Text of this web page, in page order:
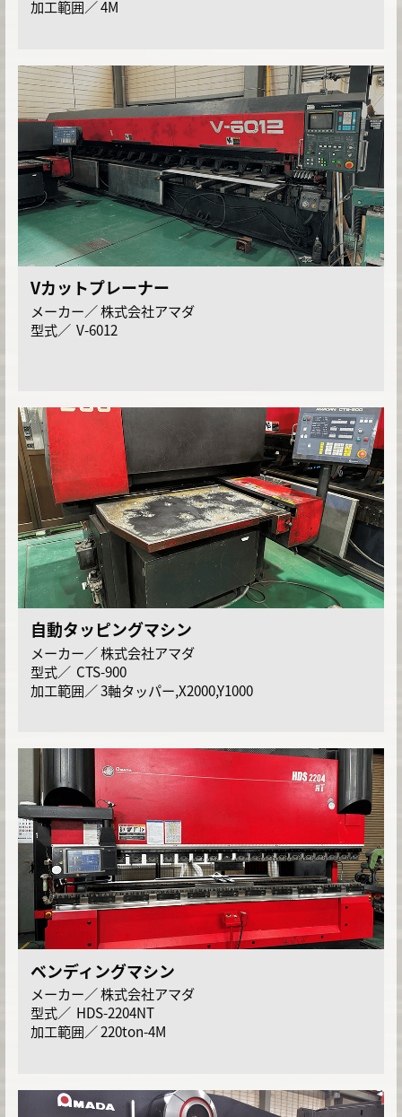
4M
Vカットプレーナー
株式会社アマダ
V-6012
自動タッピングマシン
株式会社アマダ
CTS-900
3軸タッパー,X2000,Y1000
ベンディングマシン
株式会社アマダ
HDS-2204NT
220ton-4M